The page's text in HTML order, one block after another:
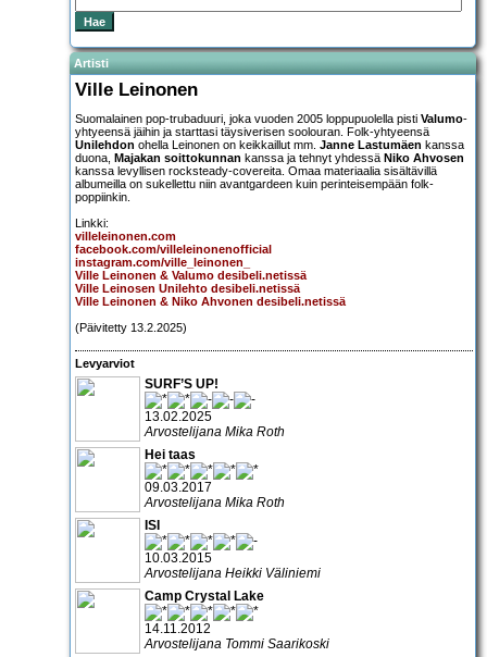
Artisti
Ville Leinonen
Suomalainen pop-trubaduuri, joka vuoden 2005 loppupuolella pisti Valumo-
yhtyeensä jäihin ja starttasi täysiverisen soolouran. Folk-yhtyeensä
Unilehdon ohella Leinonen on keikkaillut mm. Janne Lastumäen kanssa
duona, Majakan soittokunnan kanssa ja tehnyt yhdessä Niko Ahvosen
kanssa levyllisen rocksteady-covereita. Omaa materiaalia sisältävillä
albumeilla on sukellettu niin avantgardeen kuin perinteisempään folk-
poppiinkin.
Linkki:
villeleinonen.com
facebook.com/villeleinonenofficial
instagram.com/ville_leinonen_
Ville Leinonen & Valumo desibeli.netissä
Ville Leinosen Unilehto desibeli.netissä
Ville Leinonen & Niko Ahvonen desibeli.netissä
(Päivitetty 13.2.2025)
Levyarviot
SURF’S UP!
13.02.2025
Arvostelijana Mika Roth
Hei taas
09.03.2017
Arvostelijana Mika Roth
ISI
10.03.2015
Arvostelijana Heikki Väliniemi
Camp Crystal Lake
14.11.2012
Arvostelijana Tommi Saarikoski